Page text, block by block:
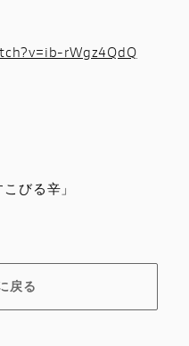
rWgz4QdQ
びる辛」
戻る